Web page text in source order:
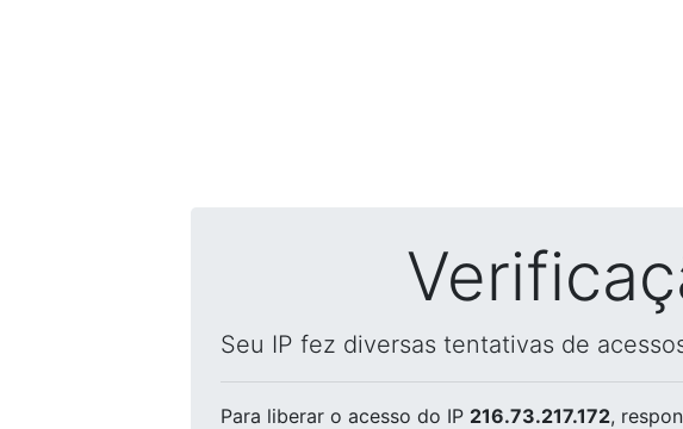
Seu IP fez diversas tentativas de
Para liberar o acesso do IP 216.73.217.172,